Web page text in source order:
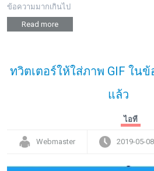
ข้อความมากเกินไป
Read more
ทวิตเตอร์ให้ใส่ภาพ GIF ใน
แล้ว
ไอที
Webmaster 2019-05-